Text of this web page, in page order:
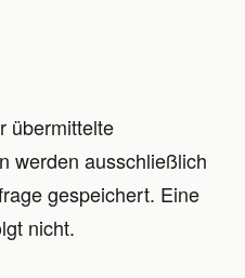
übermittelte
werden ausschließlich
gespeichert. Eine
nicht.